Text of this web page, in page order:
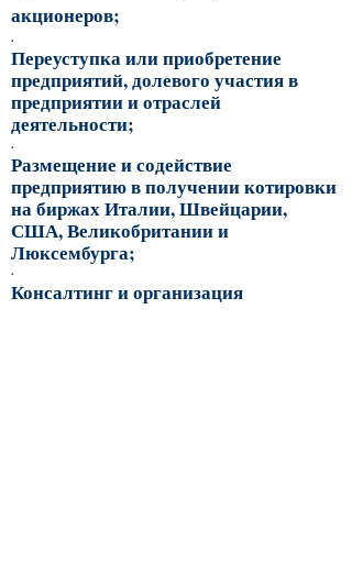
акционеров;
.
Переуступка или приобретение
предприятий, долевого участия в
предприятии и отраслей
деятельности;
.
Размещение и содействие
предприятию в получении котировки
на биржах Италии, Швейцарии,
США, Великобритании и
Люксембурга;
.
Консалтинг и организация